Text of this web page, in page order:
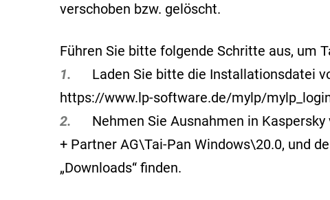
verschoben bzw. gelöscht.
Führen Sie bitte folgende Schritte aus, um
1.
Laden Sie bitte die Installationsdatei
https://www.lp-software.de/mylp/
2.
Nehmen Sie Ausnahmen in Kaspersky
+ Partner AG\Tai-Pan Windows\20.0, und
„Downloads“ finden.